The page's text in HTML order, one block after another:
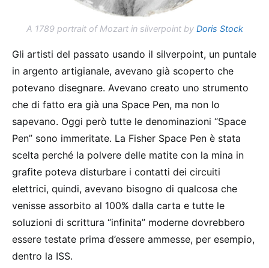
A 1789 portrait of Mozart in silverpoint by Doris Stock
Gli artisti del passato usando il silverpoint, un puntale
in argento artigianale, avevano già scoperto che
potevano disegnare. Avevano creato uno strumento
che di fatto era già una Space Pen, ma non lo
sapevano. Oggi però tutte le denominazioni “Space
Pen” sono immeritate. La Fisher Space Pen è stata
scelta perché la polvere delle matite con la mina in
grafite poteva disturbare i contatti dei circuiti
elettrici, quindi, avevano bisogno di qualcosa che
venisse assorbito al 100% dalla carta e tutte le
soluzioni di scrittura “infinita” moderne dovrebbero
essere testate prima d’essere ammesse, per esempio,
dentro la ISS.